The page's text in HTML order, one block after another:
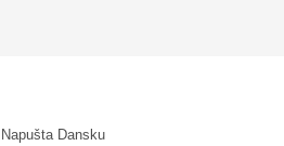
Napušta Dansku